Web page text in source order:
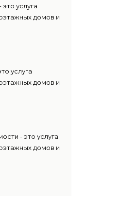
услуга
домов и
услуга
домов и
- это услуга
домов и